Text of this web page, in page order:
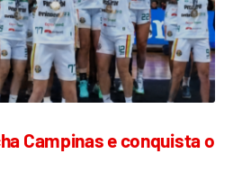
Campinas e conquista o